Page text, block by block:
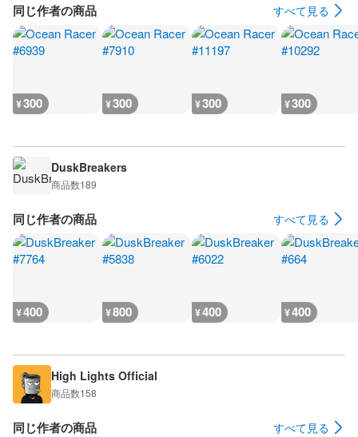
同じ作者の商品 すべて見る
¥300 ¥300 ¥300 ¥300
DuskBreakers
商品数189
同じ作者の商品 すべて見る
¥400 ¥800 ¥400 ¥400
High Lights Official
商品数158
同じ作者の商品 すべて見る